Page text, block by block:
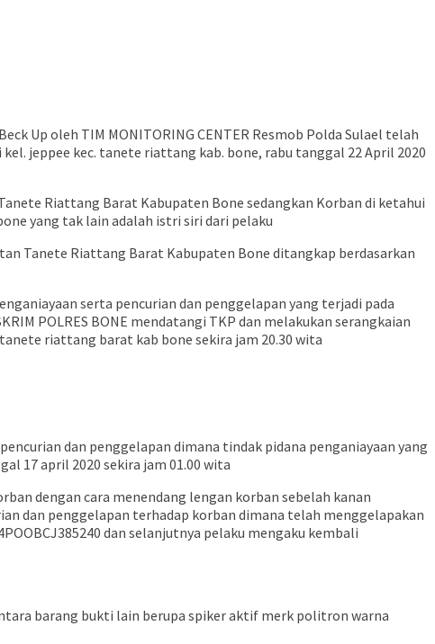
Up oleh TIM MONITORING CENTER Resmob Polda Sulael telah
jeppee kec. tanete riattang kab. bone, rabu tanggal 22 April 2020
Riattang Barat Kabupaten Bone sedangkan Korban di ketahui
yang tak lain adalah istri siri dari pelaku
Tanete Riattang Barat Kabupaten Bone ditangkap berdasarkan
serta pencurian dan penggelapan yang terjadi pada
POLRES BONE mendatangi TKP dan melakukan serangkaian
riattang barat kab bone sekira jam 20.30 wita
dan penggelapan dimana tindak pidana penganiayaan yang
17 april 2020 sekira jam 01.00 wita
dengan cara menendang lengan korban sebelah kanan
dan penggelapan terhadap korban dimana telah menggelapakan
dan selanjutnya pelaku mengaku kembali
barang bukti lain berupa spiker aktif merk politron warna